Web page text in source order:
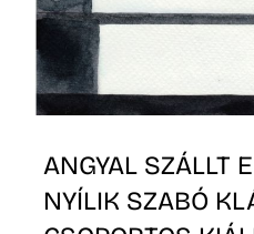
ANGYAL SZÁLLT
NYÍLIK SZABÓ